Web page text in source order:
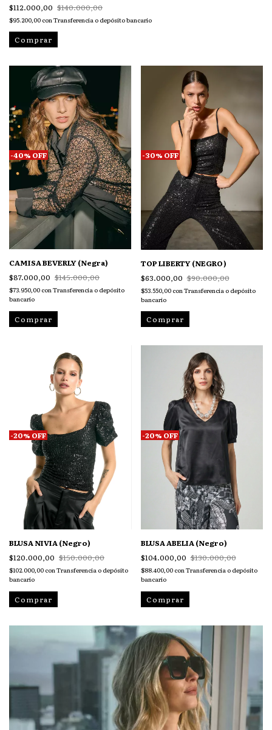
$112.000,00 $140.000,00
$95.200,00 con Transferencia o depósito bancario
Comprar
-40% OFF
CAMISA BEVERLY (Negra)
$87.000,00 $145.000,00
$73.950,00 conTransferencia o depósito
bancario
Comprar
-30% OFF
TOP LIBERTY (NEGRO)
$63.000,00 $90.000,00
$53.550,00 con Transferencia o depósito
bancario
Comprar
-20% OFF
BLUSA NIVIA (Negro)
$120.000,00 $150.000,00
$102.000,00 con Transferencia o depósito
bancario
Comprar
-20% OFF
BLUSA ABELIA (Negro)
$104.000,00 $130.000,00
$88.400,00 con Transferencia o depósito
bancario
Comprar